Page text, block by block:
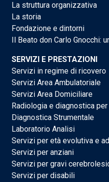
La struttura organizzativa
La storia
Fondazione e dintorni
Il Beato don Carlo Gnocchi:
SERVIZI E PRESTAZIONI
Servizi in regime di ricovero
Servizi Area Ambulatoriale
Servizi Area Domiciliare
Radiologia e diagnostica
Diagnostica Strumentale
Laboratorio Analisi
Servizi per età evolutiva e
Servizi per anziani
Servizi per gravi
Servizi per disabili